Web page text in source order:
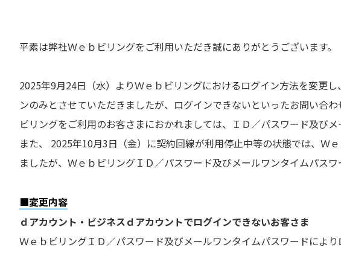
平素は弊社Ｗｅｂビリングをご利用いただき誠にありがとうございます。
2025年9月24日（水）よりＷｅｂビリングにおけるログイン方法を変更
ンのみとさせていただきましたが、ログインできないといったお問い合
ビリングをご利用のお客さまにおかれましては、ＩＤ／パスワード及び
また、 2025年10月3日（金）に契約回線が利用停止中等の状態では、Ｗ
ましたが、ＷｅｂビリングＩＤ／パスワード及びメールワンタイムパス
■変更内容
ｄアカウント・ビジネスｄアカウントでログインできないお客さま
ＷｅｂビリングＩＤ／パスワード及びメールワンタイムパスワードにより